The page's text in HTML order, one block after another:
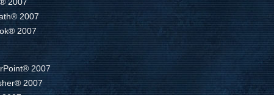
2007
2007
2007
2007